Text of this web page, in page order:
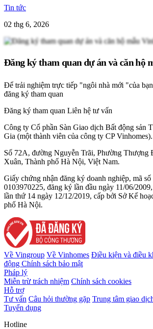
Tin tức
02 thg 6, 2026
Đăng ký tham quan dự án và căn hộ
Để trải nghiệm trực tiếp "ngôi nhà mới "của
đăng ký tham quan
Đăng ký tham quan Liên hệ tư vấn
Công ty Cổ phần Sàn Giao dịch Bất động sản
Gia (một thành viên của công ty CP Vinhomes).
Số 72A, đường Nguyễn Trãi, Phường Thượng
Xuân, Thành phố Hà Nội, Việt Nam.
Giấy chứng nhận đăng ký doanh nghiệp, mã số
0103970225, đăng ký lần đầu ngày 11/06/
lần thứ 14 ngày 12/12/2019, cấp bởi Sở Kế
phố Hà Nội.
Về Vingroup Về Vinhomes Điều kiện và điều
động Chính sách bảo mật
Pháp lý
Miễn trừ trách nhiệm Chính sách cookies
Hỗ trợ
Tư vấn Câu hỏi thường gặp Trung tâm giao
Tuyển dụng
Hotline